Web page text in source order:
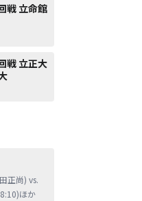
戦 立命館
戦 立正大
正尚) vs.
ほか